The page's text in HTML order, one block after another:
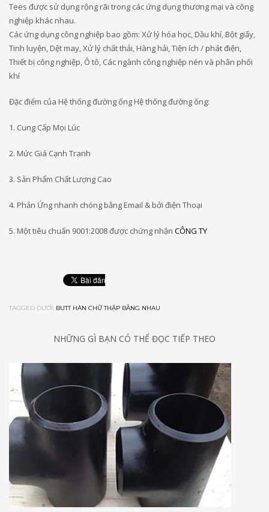
Tees được sử dụng rộng rãi trong các ứng dụng thương mại và công
nghiệp khác nhau.
Các ứng dụng công nghiệp bao gồm: Xử lý hóa học, Dầu khí, Bột giấy,
Tinh luyện, Dệt may, Xử lý chất thải, Hàng hải, Tiện ích / phát điện,
Thiết bị công nghiệp, Ô tô, Các ngành công nghiệp nén và phân phối
khí
Đặc điểm của Hệ thống đường ống Hệ thống đường ống:
1. Cung Cấp Mọi Lúc
2. Mức Giá Cạnh Tranh
3. Sản Phẩm Chất Lượng Cao
4. Phản Ứng nhanh chóng bằng Email & bởi điện Thoại
5. Một tiêu chuẩn 9001:2008 được chứng nhận CÔNG TY
TAGGED DƯỚI: BUTT HÀN CHỮ THẬP BẰNG NHAU
NHỮNG GÌ BẠN CÓ THỂ ĐỌC TIẾP THEO